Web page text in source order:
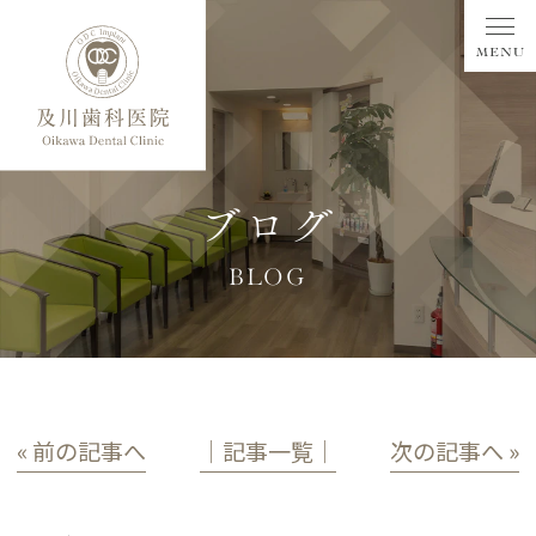
ブログ
BLOG
« 前の記事へ │記事一覧│ 次の記事へ »